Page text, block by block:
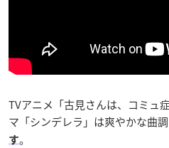
TVアニメ「古見さんは、コミュ
マ「シンデレラ」は爽やかな曲調
す。